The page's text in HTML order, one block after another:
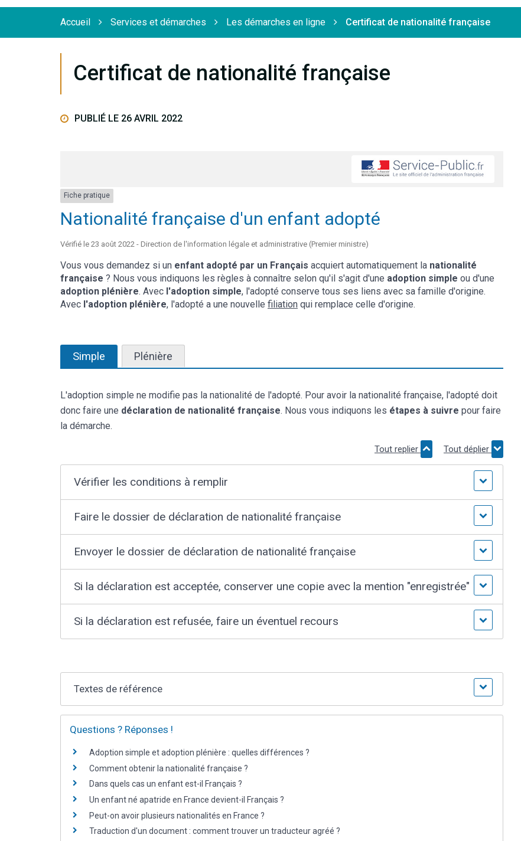
Flèche
Accueil Services et démarches Les démarches en ligne Certificat de nationalité française
Certificat de nationalité française
PUBLIÉ LE 26 AVRIL 2022
Fiche pratique
Nationalité française d'un enfant adopté
Vérifié le 23 août 2022 - Direction de l'information légale et administrative (Premier ministre)
Vous vous demandez si un enfant adopté par un Français acquiert automatiquement la nationalité
française ? Nous vous indiquons les règles à connaître selon qu'il s'agit d'une adoption simple ou d'une
adoption plénière. Avec l'adoption simple, l'adopté conserve tous ses liens avec sa famille d'origine.
Avec l'adoption plénière, l'adopté a une nouvelle filiation qui remplace celle d'origine.
Simple Plénière
L'adoption simple ne modifie pas la nationalité de l'adopté. Pour avoir la nationalité française, l'adopté doit
donc faire une déclaration de nationalité française. Nous vous indiquons les étapes à suivre pour faire
la démarche.
Tout replier Tout déplier
Vérifier les conditions à remplir
Faire le dossier de déclaration de nationalité française
Envoyer le dossier de déclaration de nationalité française
Si la déclaration est acceptée, conserver une copie avec la mention "enregistrée"
Si la déclaration est refusée, faire un éventuel recours
Textes de référence
Questions ? Réponses !
Adoption simple et adoption plénière : quelles différences ?
Comment obtenir la nationalité française ?
Dans quels cas un enfant est-il Français ?
Un enfant né apatride en France devient-il Français ?
Peut-on avoir plusieurs nationalités en France ?
Traduction d'un document : comment trouver un traducteur agréé ?